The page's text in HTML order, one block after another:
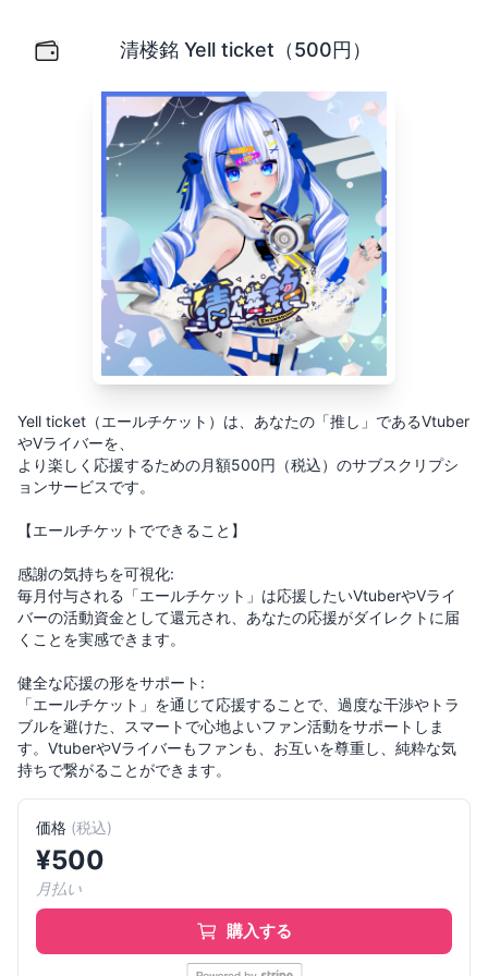
清楼銘 Yell ticket（500円）
Yell ticket（エールチケット）は、あなたの「推し」であるVtuber
やVライバーを、
より楽しく応援するための月額500円（税込）のサブスクリプシ
ョンサービスです。
【エールチケットでできること】
感謝の気持ちを可視化:
毎月付与される「エールチケット」は応援したいVtuberやVライ
バーの活動資金として還元され、あなたの応援がダイレクトに届
くことを実感できます。
健全な応援の形をサポート:
「エールチケット」を通じて応援することで、過度な干渉やトラ
ブルを避けた、スマートで心地よいファン活動をサポートしま
す。VtuberやVライバーもファンも、お互いを尊重し、純粋な気
持ちで繋がることができます。
価格 (税込)
¥500
月払い
購入する